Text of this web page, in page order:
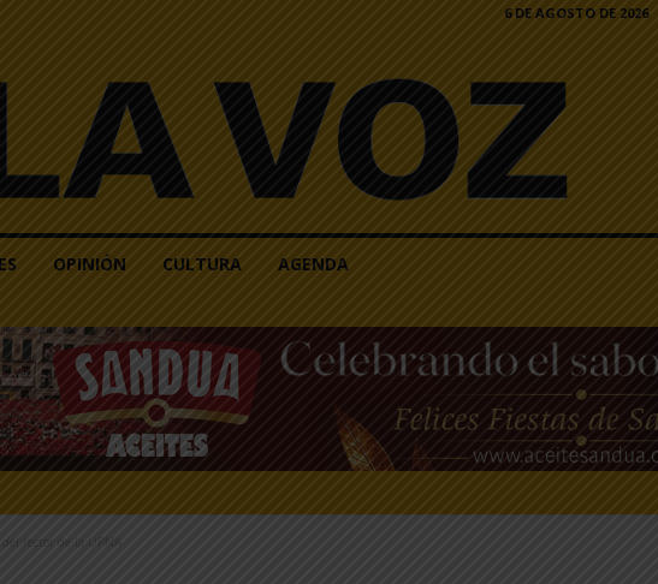
6 DE AGOSTO DE 2026
OPINIÓN CULTURA AGENDA
rector de la UPNA